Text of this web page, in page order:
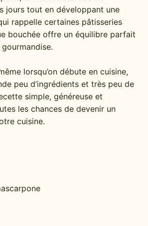
jours tout en développant une
rappelle certaines pâtisseries
bouchée offre un équilibre parfait
lorsqu’on débute en cuisine,
peu d’ingrédients et très peu de
simple, généreuse et
les chances de devenir un
cuisine.